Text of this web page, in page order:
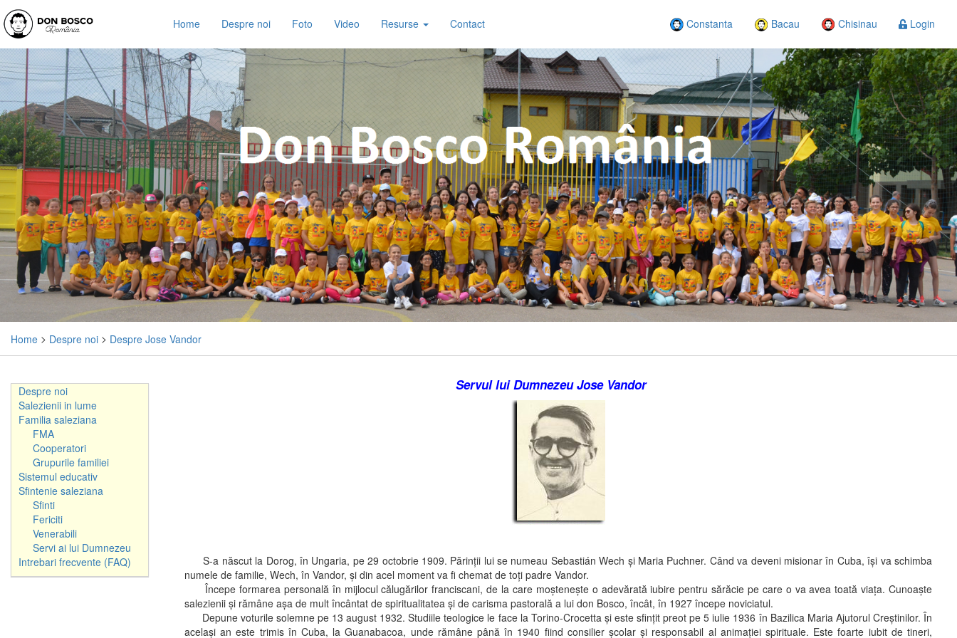
Home Despre noi Foto Video Resurse Contact Constanta Bacau Chisinau Login
Home > Despre noi > Despre Jose Vandor
Despre noi
Salezienii in lume
Familia saleziana
FMA
Cooperatori
Grupurile familiei
Sistemul educativ
Sfintenie saleziana
Sfinti
Fericiti
Venerabili
Servi ai lui Dumnezeu
Intrebari frecvente (FAQ)
Servul lui Dumnezeu Jose Vandor
S-a născut la Dorog, în Ungaria, pe 29 octobrie 1909. Părinţii lui se numeau Sebastián Wech şi Maria Puchner. Când va deveni misionar în Cuba, îşi va schimba
numele de familie, Wech, în Vandor, şi din acel moment va fi chemat de toţi padre Vandor.
Începe formarea personală în mijlocul călugărilor franciscani, de la care moşteneşte o adevărată iubire pentru sărăcie pe care o va avea toată viaţa. Cunoaşte
salezienii şi rămâne aşa de mult încântat de spiritualitatea şi de carisma pastorală a lui don Bosco, încât, în 1927 începe noviciatul.
Depune voturile solemne pe 13 august 1932. Studiile teologice le face la Torino-Crocetta şi este sfinţit preot pe 5 iulie 1936 în Bazilica Maria Ajutorul Creştinilor. În
acelaşi an este trimis în Cuba, la Guanabacoa, unde rămâne până în 1940 fiind consilier şcolar şi responsabil al animaţiei spirituale. Este foarte iubit de tineri,